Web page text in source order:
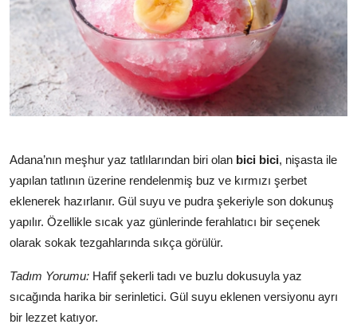
Adana’nın meşhur yaz tatlılarından biri olan bici bici, nişasta ile
yapılan tatlının üzerine rendelenmiş buz ve kırmızı şerbet
eklenerek hazırlanır. Gül suyu ve pudra şekeriyle son dokunuş
yapılır. Özellikle sıcak yaz günlerinde ferahlatıcı bir seçenek
olarak sokak tezgahlarında sıkça görülür.
Tadım Yorumu: Hafif şekerli tadı ve buzlu dokusuyla yaz
sıcağında harika bir serinletici. Gül suyu eklenen versiyonu ayrı
bir lezzet katıyor.